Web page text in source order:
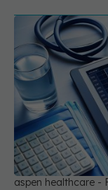
aspen healthcare -